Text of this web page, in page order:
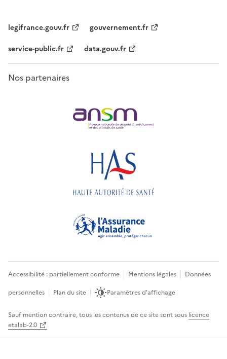
legifrance.gouv.fr
gouvernement.fr
service-public.fr
data.gouv.fr
Nos partenaires
Accessibilité : partiellement conforme Mentions légales
Données
personnelles
Plan du site Paramètres d'affichage
Sauf mention contraire, tous les contenus de ce site sont sous licence
etalab-2.0